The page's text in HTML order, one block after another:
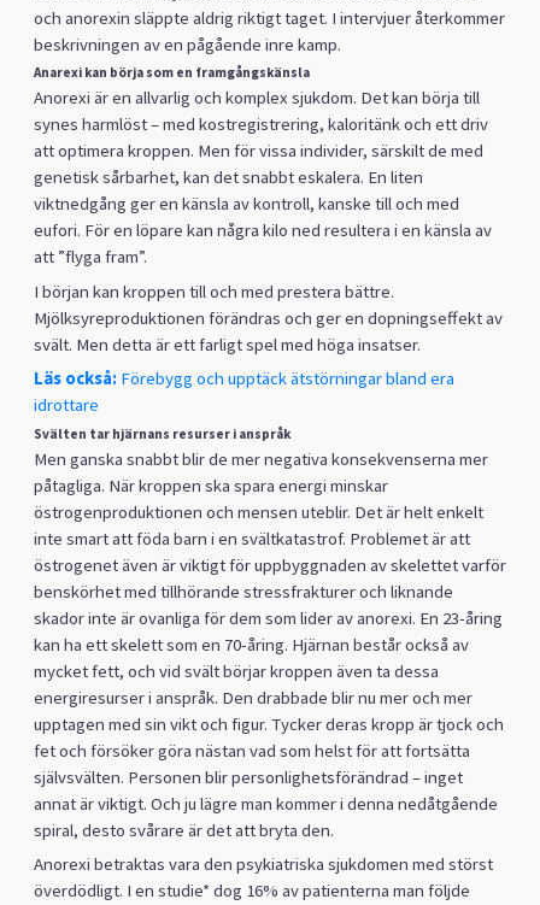
och anorexin släppte aldrig riktigt taget. I intervjuer återkommer
beskrivningen av en pågående inre kamp.
Anarexi kan börja som en framgångskänsla
Anorexi är en allvarlig och komplex sjukdom. Det kan börja till
synes harmlöst – med kostregistrering, kaloritänk och ett driv
att optimera kroppen. Men för vissa individer, särskilt de med
genetisk sårbarhet, kan det snabbt eskalera. En liten
viktnedgång ger en känsla av kontroll, kanske till och med
eufori. För en löpare kan några kilo ned resultera i en känsla av
att ”flyga fram”.
I början kan kroppen till och med prestera bättre.
Mjölksyreproduktionen förändras och ger en dopningseffekt av
svält. Men detta är ett farligt spel med höga insatser.
Läs också: Förebygg och upptäck ätstörningar bland era
idrottare
Svälten tar hjärnans resurser i anspråk
Men ganska snabbt blir de mer negativa konsekvenserna mer
påtagliga. När kroppen ska spara energi minskar
östrogenproduktionen och mensen uteblir. Det är helt enkelt
inte smart att föda barn i en svältkatastrof. Problemet är att
östrogenet även är viktigt för uppbyggnaden av skelettet varför
benskörhet med tillhörande stressfrakturer och liknande
skador inte är ovanliga för dem som lider av anorexi. En 23-åring
kan ha ett skelett som en 70-åring. Hjärnan består också av
mycket fett, och vid svält börjar kroppen även ta dessa
energiresurser i anspråk. Den drabbade blir nu mer och mer
upptagen med sin vikt och figur. Tycker deras kropp är tjock och
fet och försöker göra nästan vad som helst för att fortsätta
självsvälten. Personen blir personlighetsförändrad – inget
annat är viktigt. Och ju lägre man kommer i denna nedåtgående
spiral, desto svårare är det att bryta den.
Anorexi betraktas vara den psykiatriska sjukdomen med störst
överdödligt. I en studie* dog 16% av patienterna man följde